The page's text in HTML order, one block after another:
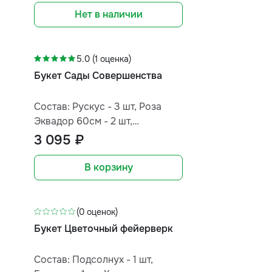
пастельных оттенков.
Прекрасно украсит праздник,
мужчину. Создает уютную
осеннюю атмосферу и дарит
приятные воспоминания о
Нет в наличии
5.0 (1 оценка)
Букет Сады Совершенства
Состав: Рускус - 3 шт, Роза
Эквадор 60см - 2 шт,
Хризантема кустовая - 2 шт,
Лизиантус - 1 шт, Корейка - 1 шт
3 095 ₽
В корзину
(0 оценок)
Букет Цветочный фейерверк
Состав: Подсолнух - 1 шт,